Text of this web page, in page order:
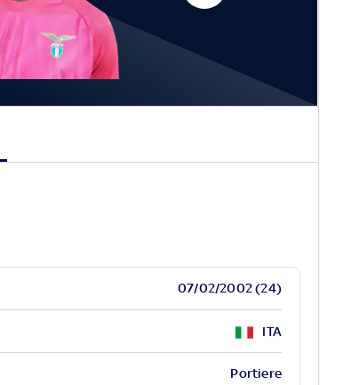
Furlanetto
07/02/2002 (24)
ITA
Portiere